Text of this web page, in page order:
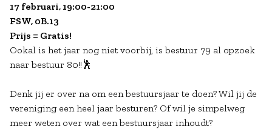
17 februari, 19:00-21:00
FSW, 0B.13
Prijs = Gratis!
Ookal is het jaar nog niet voorbij, is bestuur 79 al opzoek
naar bestuur 80!!🕺
Denk jij er over na om een bestuursjaar te doen? Wil jij de
vereniging een heel jaar besturen? Of wil je simpelweg
meer weten over wat een bestuursjaar inhoudt?